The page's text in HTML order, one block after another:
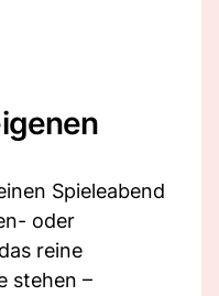
Spieleabend
oder
reine
stehen –